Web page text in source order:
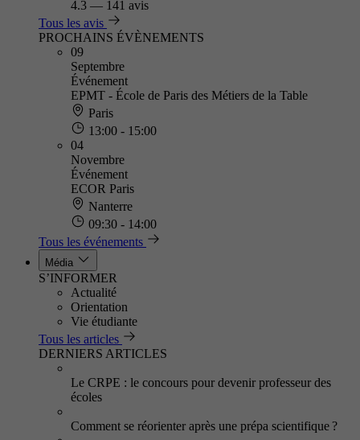
4.3 — 141 avis
Tous les avis
PROCHAINS ÉVÈNEMENTS
09
Septembre
Événement
EPMT - École de Paris des Métiers de la Table
Paris
13:00 - 15:00
04
Novembre
Événement
ECOR Paris
Nanterre
09:30 - 14:00
Tous les événements
Média
S’INFORMER
Actualité
Orientation
Vie étudiante
Tous les articles
DERNIERS ARTICLES
Le CRPE : le concours pour devenir professeur des
écoles
Comment se réorienter après une prépa scientifique ?